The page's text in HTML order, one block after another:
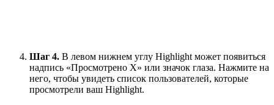
Шаг 4. В левом нижнем углу Highlight может появиться
надпись «Просмотрено X» или значок глаза. Нажмите на
него, чтобы увидеть список пользователей, которые
просмотрели ваш Highlight.